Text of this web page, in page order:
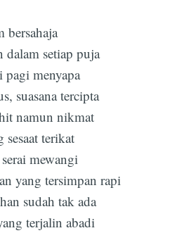
bersahaja
dalam setiap puja
menyapa
suasana tercipta
namun nikmat
terikat
mewangi
yang tersimpan rapi
sudah tak ada
terjalin abadi